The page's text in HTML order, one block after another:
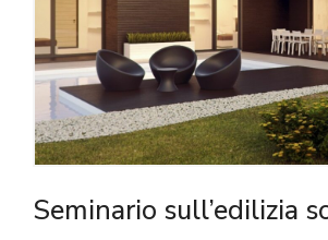
Seminario sull’edilizia